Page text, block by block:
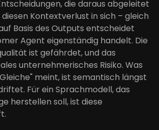
die daraus abgeleitet
Kontextverlust in sich – gleich
Basis des Outputs entscheidet
Agent eigenständig handelt. Die
ist gefährdet, und das
unternehmerisches Risiko. Was
meint, ist semantisch längst
Für ein Sprachmodell, das
herstellen soll, ist diese